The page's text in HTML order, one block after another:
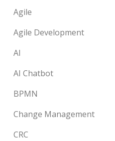
Agile
Agile Development
AI
AI Chatbot
BPMN
Change Management
CRC